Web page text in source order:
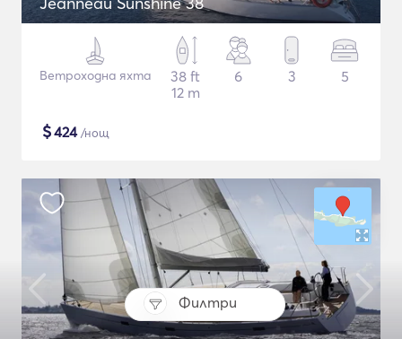
Филтри
Ветроходна яхта
38 ft
12 m
6 3 5
$424/нощ